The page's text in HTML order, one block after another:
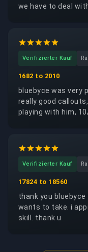
we have to deal
Verifizierter Kauf
1682 to 2010
bluebyce was very
really good
playing with him,
Verifizierter Kauf
17824 to 18560
thank you
wants to take. i
skill. thank u